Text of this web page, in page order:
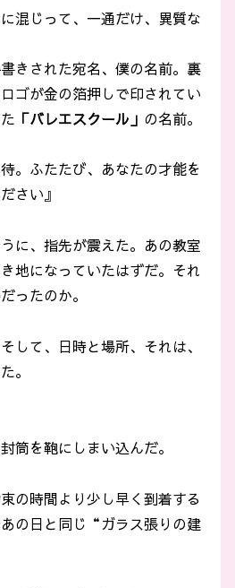
混じって、一通だけ、異質な
きされた宛名、僕の名前。裏
ゴが金の箔押しで印されてい
「バレエスクール」 の名前。
。ふたたび、あなたの才能を
さい』
に、指先が震えた。あの教室
地になっていたはずだ。それ
ったのか。
して、日時と場所、それは、
。
筒を鞄にしまい込んだ。
の時間より少し早く到着する
の日と同じ“ガラス張りの建